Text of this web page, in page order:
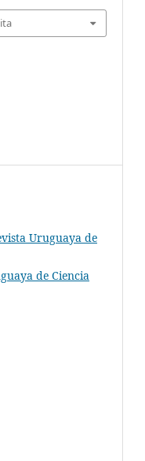
Uruguaya de
de Ciencia